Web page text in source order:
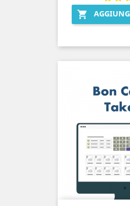
